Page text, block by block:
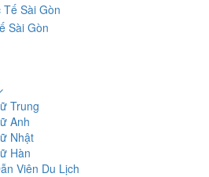
Trung
Anh
Nhật
Hàn
Viên Du Lịch